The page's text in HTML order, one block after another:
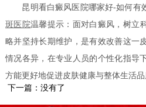
昆明看白癜风医院哪家好-如何有
斑医院温馨提示：面对白癜风，树立
略并坚持长期维护，是有效改善这一
情况各异，在专业人员的个性化指导
方能更好地促进皮肤健康与整体生活品
下一篇：没有了